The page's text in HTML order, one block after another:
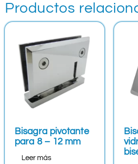
Productos
Bisagra pivotante
para 8 – 12 mm
Leer más